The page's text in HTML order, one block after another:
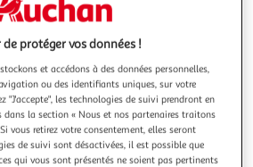
Illustration
précédente
Illustration
suivante
protéger vos données !
et accédons à des données personnelles,
ou des identifiants uniques, sur votre
"J'accepte", les technologies de suivi prendront en
dans la section « Nous et nos partenaires traitons
vous retirez votre consentement, elles seront
de suivi sont désactivées, il est possible que
qui vous sont présentés ne soient pas pertinents